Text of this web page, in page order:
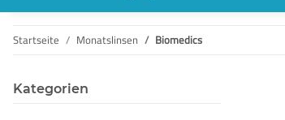
Startseite Monatslinsen Biomedics
Kategorien